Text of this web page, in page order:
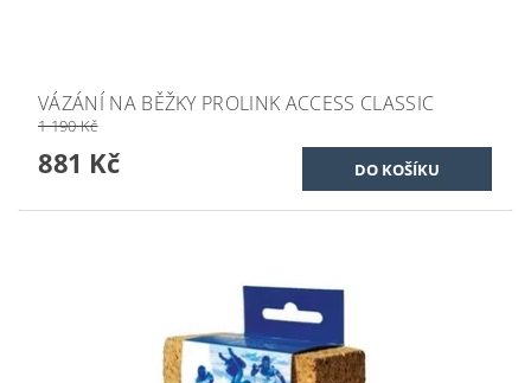
VÁZÁNÍ NA BĚŽKY PROLINK ACCESS CLASSIC
1 190 Kč
881 Kč